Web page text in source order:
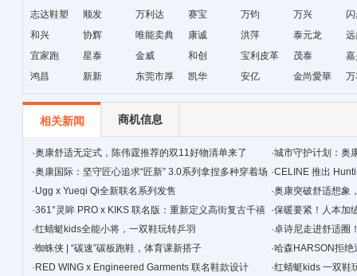
十字绣鞋
垫厂
志达鞋塑
顺发 万利达 赛宝 万钧 万兴
和兴
协辉 唯能卖典 康诚 洪萍 泰元龙
宜家跑
星泰 金威 和创 宝利皮革 茂泰
鸿昌
新新
东莞市厚
街天逸皮
革
凯华 安亿 金尚愛華
相关新闻 商机信息
·奥康舒适无定式，陈伟霆推荐的双11好物清单来了 ·城市守护计划：奥
·奥康国际：坚守匠心追求“匠新” 3.0系列拿捏多种穿着场
景
·CELINE 推出
·Ugg x Yueqi Qi全新联名系列发售 ·奥康突破舒适想象
·361°灵眸 PRO x KIKS 联名版：重新定义高街复古千禧
跑鞋
·保暖要紧！人本加
·红蜻蜓kids全能小将，一双鞋玩转乒羽 ·卓诗尼走进舒适圈
·蜘蛛侠 | “碳速”碳板跑鞋，体育课新搭子 ·哈森HARSON拒绝
· RED WING x Engineered Garments 联名鞋款设计 ·红蜻蜓kids 一双鞋